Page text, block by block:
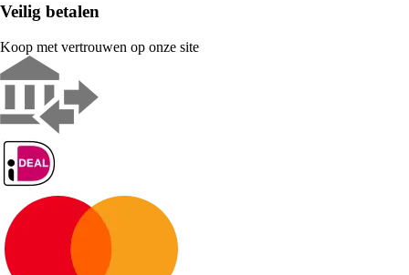
Veilig betalen
Koop met vertrouwen op onze site